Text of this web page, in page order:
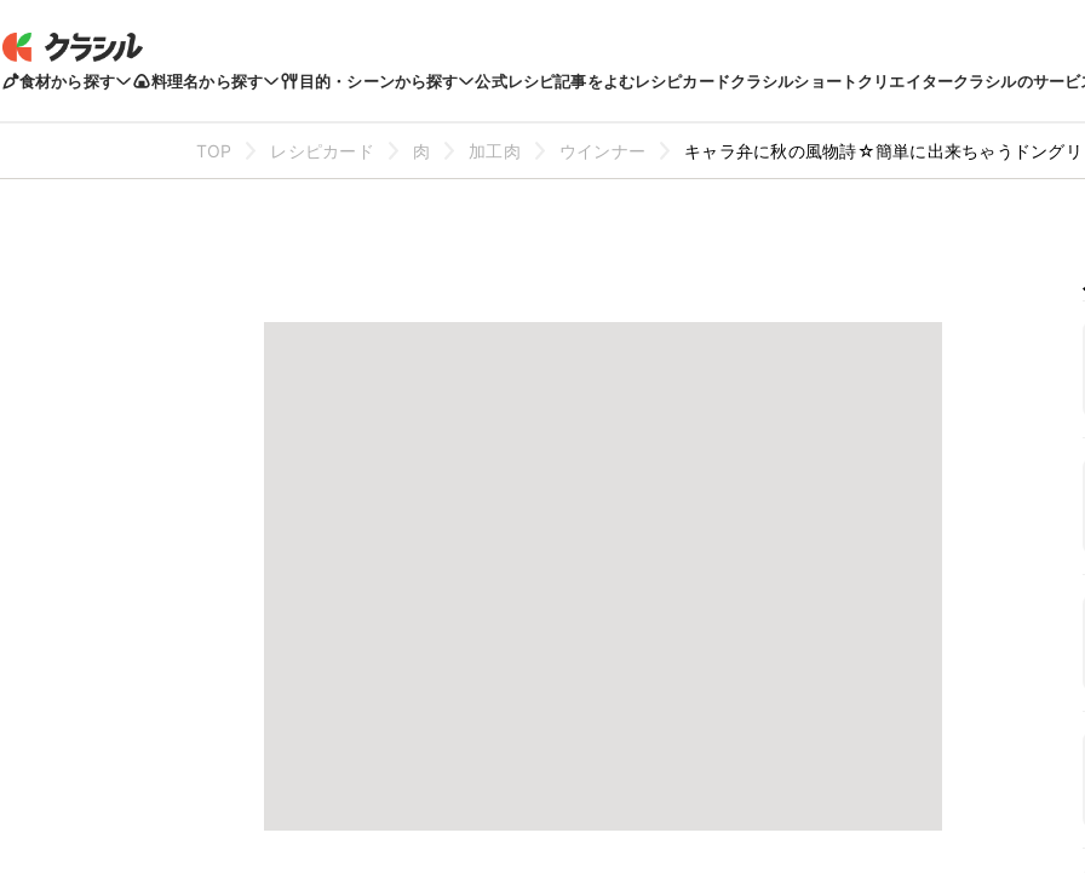
食材から探す 料理名から探す 目的・シーンから探す 公式レシピ記事をよむレシピカードクラシルショートクリエイタークラシルのサービ
TOP レシピカード 肉 加工肉 ウインナー キャラ弁に秋の風物詩☆簡単に出来ちゃうドング